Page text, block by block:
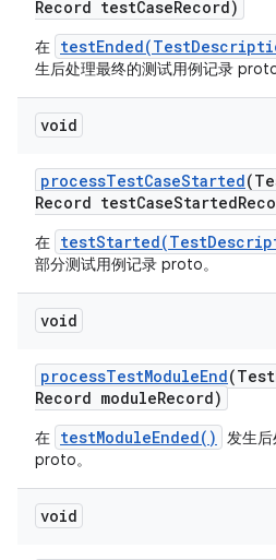
Record testCaseRecord)
在
生后处理最终的测试用例记录 proto
void
processTestCaseStarted
Record testCaseStarted
在
部分测试用例记录 proto。
void
processTestModuleEnd(Test
Record moduleRecord)
在 testModuleEnded()
发生
proto。
void